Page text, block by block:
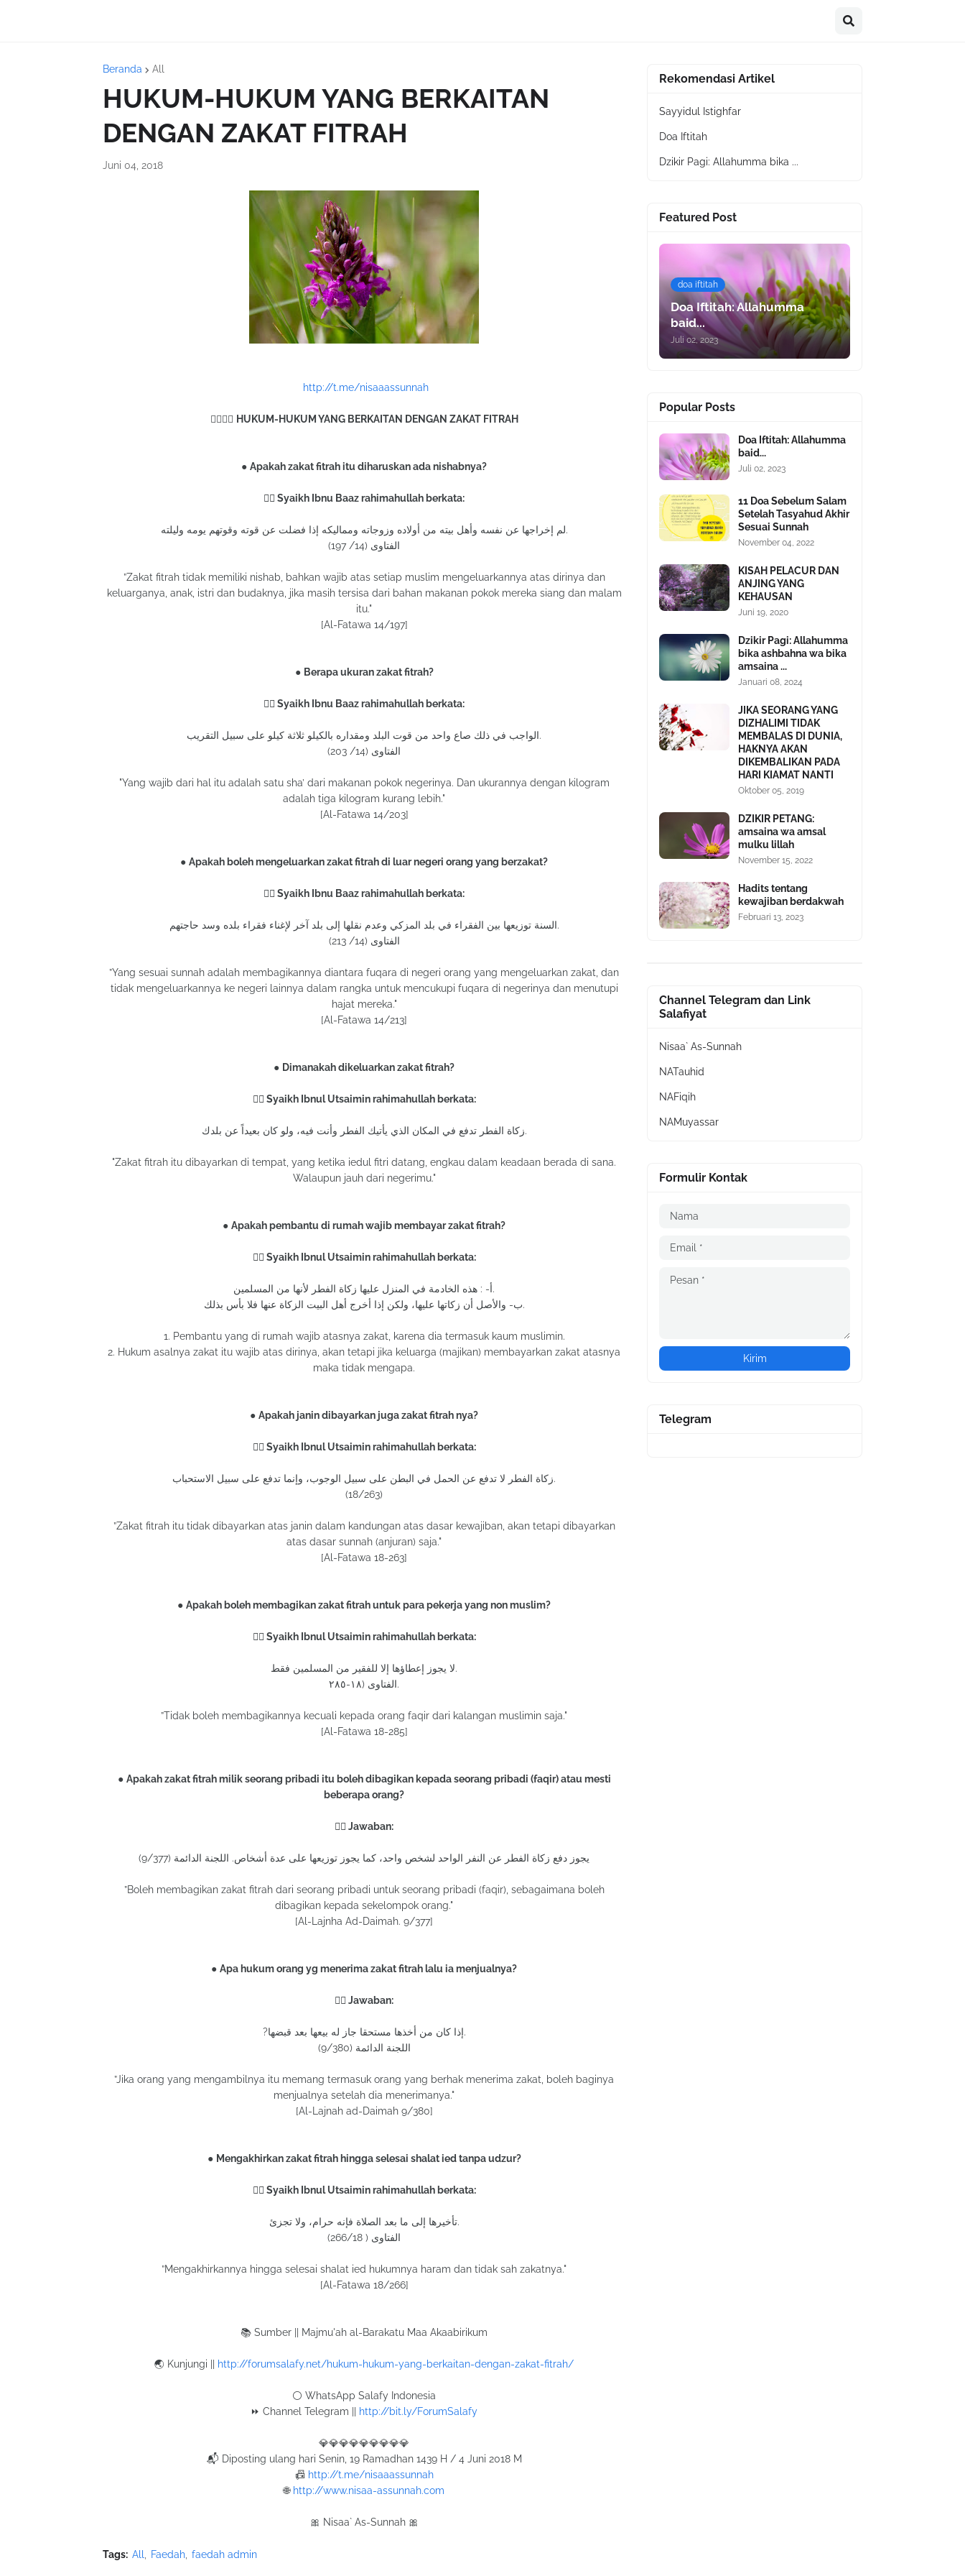
Beranda All
HUKUM-HUKUM YANG BERKAITAN
DENGAN ZAKAT FITRAH
Juni 04, 2018
http://t.me/nisaaassunnah
✋🏼🌺🌸 HUKUM-HUKUM YANG BERKAITAN DENGAN ZAKAT FITRAH
● Apakah zakat fitrah itu diharuskan ada nishabnya?
✍🏻 Syaikh Ibnu Baaz rahimahullah berkata:
لم إخراجها عن نفسه وأهل بيته من أولاده وزوجاته ومماليكه إذا فضلت عن قوته وقوتهم يومه وليلته.
الفتاوى (14/ 197)
”Zakat fitrah tidak memiliki nishab, bahkan wajib atas setiap muslim mengeluarkannya atas dirinya dan
keluarganya, anak, istri dan budaknya, jika masih tersisa dari bahan makanan pokok mereka siang dan malam
itu."
[Al-Fatawa 14/197]
● Berapa ukuran zakat fitrah?
✍🏻 Syaikh Ibnu Baaz rahimahullah berkata:
الواجب في ذلك صاع واحد من قوت البلد ومقداره بالكيلو ثلاثة كيلو على سبيل التقريب.
الفتاوى (14/ 203)
"Yang wajib dari hal itu adalah satu sha’ dari makanan pokok negerinya. Dan ukurannya dengan kilogram
adalah tiga kilogram kurang lebih."
[Al-Fatawa 14/203]
● Apakah boleh mengeluarkan zakat fitrah di luar negeri orang yang berzakat?
✍🏻 Syaikh Ibnu Baaz rahimahullah berkata:
السنة توزيعها بين الفقراء في بلد المزكي وعدم نقلها إلى بلد آخر لإغناء فقراء بلده وسد حاجتهم.
الفتاوى (14/ 213)
”Yang sesuai sunnah adalah membagikannya diantara fuqara di negeri orang yang mengeluarkan zakat, dan
tidak mengeluarkannya ke negeri lainnya dalam rangka untuk mencukupi fuqara di negerinya dan menutupi
hajat mereka."
[Al-Fatawa 14/213]
● Dimanakah dikeluarkan zakat fitrah?
✍🏻 Syaikh Ibnul Utsaimin rahimahullah berkata:
زكاة الفطر تدفع في المكان الذي يأتيك الفطر وأنت فيه، ولو كان بعيداً عن بلدك.
"Zakat fitrah itu dibayarkan di tempat, yang ketika iedul fitri datang, engkau dalam keadaan berada di sana.
Walaupun jauh dari negerimu."
● Apakah pembantu di rumah wajib membayar zakat fitrah?
✍🏻 Syaikh Ibnul Utsaimin rahimahullah berkata:
أ- : هذه الخادمة في المنزل عليها زكاة الفطر لأنها من المسلمين.
ب- والأصل أن زكاتها عليها، ولكن إذا أخرج أهل البيت الزكاة عنها فلا بأس بذلك.
1. Pembantu yang di rumah wajib atasnya zakat, karena dia termasuk kaum muslimin.
2. Hukum asalnya zakat itu wajib atas dirinya, akan tetapi jika keluarga (majikan) membayarkan zakat atasnya
maka tidak mengapa.
● Apakah janin dibayarkan juga zakat fitrah nya?
✍🏻 Syaikh Ibnul Utsaimin rahimahullah berkata:
زكاة الفطر لا تدفع عن الحمل في البطن على سبيل الوجوب، وإنما تدفع على سبيل الاستحباب.
(18/263)
”Zakat fitrah itu tidak dibayarkan atas janin dalam kandungan atas dasar kewajiban, akan tetapi dibayarkan
atas dasar sunnah (anjuran) saja."
[Al-Fatawa 18-263]
● Apakah boleh membagikan zakat fitrah untuk para pekerja yang non muslim?
✍🏻 Syaikh Ibnul Utsaimin rahimahullah berkata:
لا يجوز إعطاؤها إلا للفقير من المسلمين فقط.
الفتاوى (١٨-٢٨٥.
”Tidak boleh membagikannya kecuali kepada orang faqir dari kalangan muslimin saja."
[Al-Fatawa 18-285]
● Apakah zakat fitrah milik seorang pribadi itu boleh dibagikan kepada seorang pribadi (faqir) atau mesti
beberapa orang?
✍🏻 Jawaban:
يجوز دفع زكاة الفطر عن النفر الواحد لشخص واحد، كما يجوز توزيعها على عدة أشخاص. اللجنة الدائمة (9/377)
”Boleh membagikan zakat fitrah dari seorang pribadi untuk seorang pribadi (faqir), sebagaimana boleh
dibagikan kepada sekelompok orang."
[Al-Lajnha Ad-Daimah. 9/377]
● Apa hukum orang yg menerima zakat fitrah lalu ia menjualnya?
✍🏻 Jawaban:
?إذا كان من أخذها مستحقا جاز له بيعها بعد قبضها.
اللجنة الدائمة (9/380)
”Jika orang yang mengambilnya itu memang termasuk orang yang berhak menerima zakat, boleh baginya
menjualnya setelah dia menerimanya."
[Al-Lajnah ad-Daimah 9/380]
● Mengakhirkan zakat fitrah hingga selesai shalat ied tanpa udzur?
✍🏻 Syaikh Ibnul Utsaimin rahimahullah berkata:
تأخيرها إلى ما بعد الصلاة فإنه حرام، ولا تجزئ.
الفتاوى ( 266/18)
”Mengakhirkannya hingga selesai shalat ied hukumnya haram dan tidak sah zakatnya."
[Al-Fatawa 18/266]
📚 Sumber || Majmu'ah al-Barakatu Maa Akaabirikum
🌏 Kunjungi || http://forumsalafy.net/hukum-hukum-yang-berkaitan-dengan-zakat-fitrah/
⚪ WhatsApp Salafy Indonesia
⏩ Channel Telegram ||
http://bit.ly/ForumSalafy
💎💎💎💎💎💎💎💎💎
📬 Diposting ulang hari Senin, 19 Ramadhan 1439 H / 4 Juni 2018 M
📠 http://t.me/nisaaassunnah
🌐 http://www.nisaa-assunnah.com
🎀 Nisaa` As-Sunnah 🎀
Tags: All Faedah faedah admin
Rekomendasi Artikel
Sayyidul Istighfar
Doa Iftitah
Dzikir Pagi: Allahumma bika ...
Featured Post
doa iftitah
Doa Iftitah: Allahumma
baid...
Juli 02, 2023
Popular Posts
Doa Iftitah: Allahumma
baid...
Juli 02, 2023
11 Doa Sebelum Salam
Setelah Tasyahud Akhir
Sesuai Sunnah
November 04, 2022
KISAH PELACUR DAN
ANJING YANG
KEHAUSAN
Juni 19, 2020
Dzikir Pagi: Allahumma
bika ashbahna wa bika
amsaina ...
Januari 08, 2024
JIKA SEORANG YANG
DIZHALIMI TIDAK
MEMBALAS DI DUNIA,
HAKNYA AKAN
DIKEMBALIKAN PADA
HARI KIAMAT NANTI
Oktober 05, 2019
DZIKIR PETANG:
amsaina wa amsal
mulku lillah
November 15, 2022
Hadits tentang
kewajiban berdakwah
Februari 13, 2023
Channel Telegram dan Link
Salafiyat
Nisaa` As-Sunnah
NATauhid
NAFiqih
NAMuyassar
Formulir Kontak
Telegram